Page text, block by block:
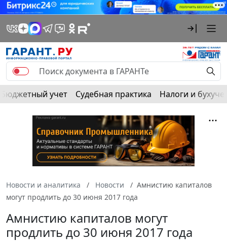
Бюджетный учет Судебная практика Налоги и
Новости и аналитика Новости
Амнистию капиталов
могут продлить до 30 июня 2017 года
Амнистию капиталов могут
продлить до 30 июня 2017 года